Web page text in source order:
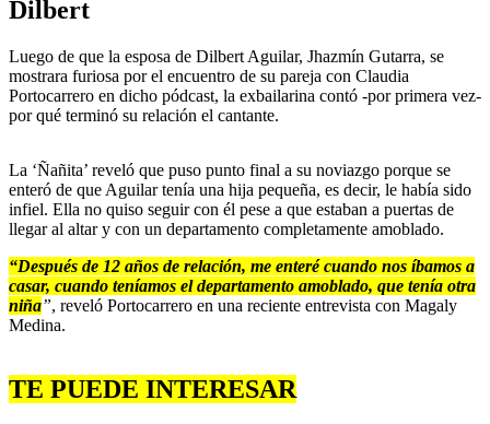
Dilbert
Luego de que la esposa de Dilbert Aguilar, Jhazmín Gutarra, se
mostrara furiosa por el encuentro de su pareja con Claudia
Portocarrero en dicho pódcast, la exbailarina contó -por primera vez-
por qué terminó su relación el cantante.
La ‘Ñañita’ reveló que puso punto final a su noviazgo porque se
enteró de que Aguilar tenía una hija pequeña, es decir, le había sido
infiel. Ella no quiso seguir con él pese a que estaban a puertas de
llegar al altar y con un departamento completamente amoblado.
“Después de 12 años de relación, me enteré cuando nos íbamos a
casar, cuando teníamos el departamento amoblado, que tenía otra
niña”, reveló Portocarrero en una reciente entrevista con Magaly
Medina.
TE PUEDE INTERESAR